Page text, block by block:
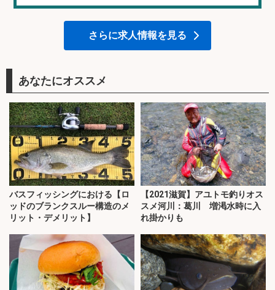
さらに求人情報を見る
あなたにオススメ
バスフィッシングにおける【ロ
ッドのブランクスルー構造のメ
リット・デメリット】
【2021滋賀】アユトモ釣りオス
スメ河川：葛川 増渇水時に入
れ掛かりも